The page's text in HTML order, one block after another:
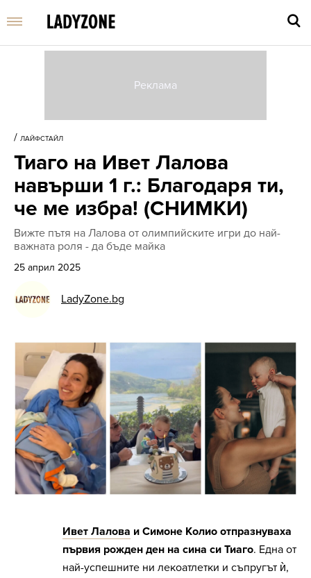
/ ЛАЙФСТАЙЛ
Тиаго на Ивет Лалова
навърши 1 г.: Благодаря ти,
че ме избра! (СНИМКИ)
Вижте пътя на Лалова от олимпийските игри до най-
важната роля - да бъде майка
25 април 2025
LadyZone.bg
Ивет Лалова и Симоне Колио отпразнуваха
първия рожден ден на сина си Тиаго. Една от
най-успешните ни лекоатлетки и съпругът ѝ,